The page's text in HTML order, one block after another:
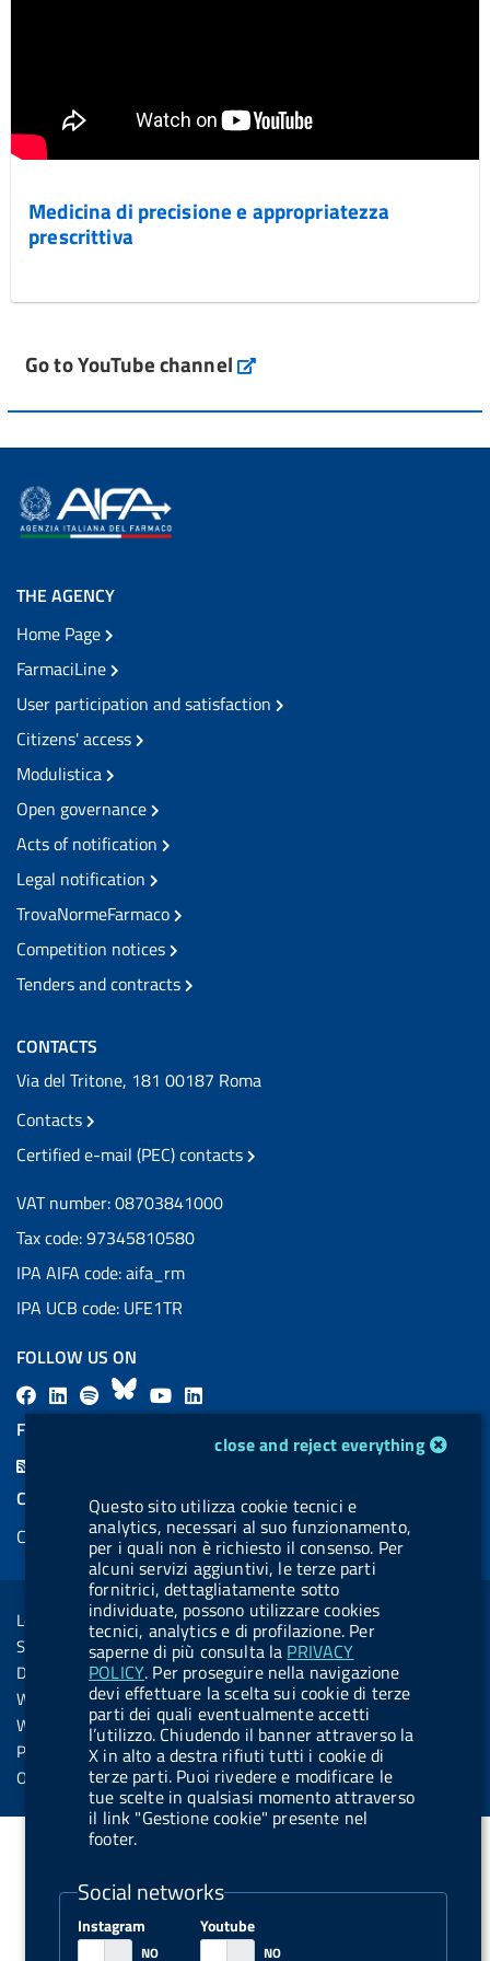
Medicina di precisione e appropriatezza
prescrittiva
Go to YouTube channel
cookie management moduleclose and reject everything
Questo sito utilizza cookie tecnici e
analytics, necessari al suo funzionamento,
per i quali non è richiesto il consenso. Per
alcuni servizi aggiuntivi, le terze parti
fornitrici, dettagliatamente sotto
individuate, possono utilizzare cookies
tecnici, analytics e di profilazione. Per
saperne di più consulta la PRIVACY
POLICY. Per proseguire nella navigazione
devi effettuare la scelta sui cookie di terze
parti dei quali eventualmente accetti
l’utilizzo. Chiudendo il banner attraverso la
X in alto a destra rifiuti tutti i cookie di
terze parti. Puoi rivedere e modificare le
tue scelte in qualsiasi momento attraverso
il link "Gestione cookie" presente nel
footer.
Social networks
Instagram Youtube
THE AGENCY
Home Page
FarmaciLine
User participation and satisfaction
Citizens' access
Modulistica
Open governance
Acts of notification
Legal notification
TrovaNormeFarmaco
Competition notices
Tenders and contracts
CONTACTS
Via del Tritone, 181 00187 Roma
Contacts
Certified e-mail (PEC) contacts
VAT number: 08703841000
Tax code: 97345810580
IPA AIFA code: aifa_rm
IPA UCB code: UFE1TR
FOLLOW US ON
F
a
L
i
a
l
.
b
u
t
t
o
n
.
s
p
o
i
f
B
l
s
k
y
Y
o
u
b
e
i
e
d
i
n
FEED RSS
COOKIES
Cookie management
Sezione Link Utili
Legal notice
Social Media Policy
Dichiarazione di accessibilità
Web accessibility
Website statistics
Privacy
Online services